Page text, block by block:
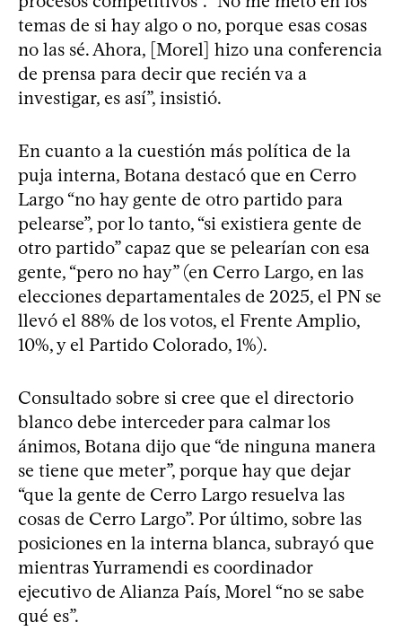
temas de si hay algo o no, porque esas cosas
no las sé. Ahora, [Morel] hizo una conferencia
de prensa para decir que recién va a
investigar, es así”, insistió.
En cuanto a la cuestión más política de la
puja interna, Botana destacó que en Cerro
Largo “no hay gente de otro partido para
pelearse”, por lo tanto, “si existiera gente de
otro partido” capaz que se pelearían con esa
gente, “pero no hay” (en Cerro Largo, en las
elecciones departamentales de 2025, el PN se
llevó el 88% de los votos, el Frente Amplio,
10%, y el Partido Colorado, 1%).
Consultado sobre si cree que el directorio
blanco debe interceder para calmar los
ánimos, Botana dijo que “de ninguna manera
se tiene que meter”, porque hay que dejar
“que la gente de Cerro Largo resuelva las
cosas de Cerro Largo”. Por último, sobre las
posiciones en la interna blanca, subrayó que
mientras Yurramendi es coordinador
ejecutivo de Alianza País, Morel “no se sabe
qué es”.